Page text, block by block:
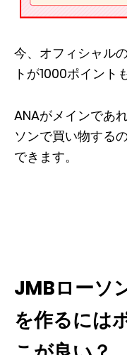
今、オフィシャル
トが1000ポイント
ANAがメインであ
ソンで買い物する
できます。
JMBローソ
を作るには